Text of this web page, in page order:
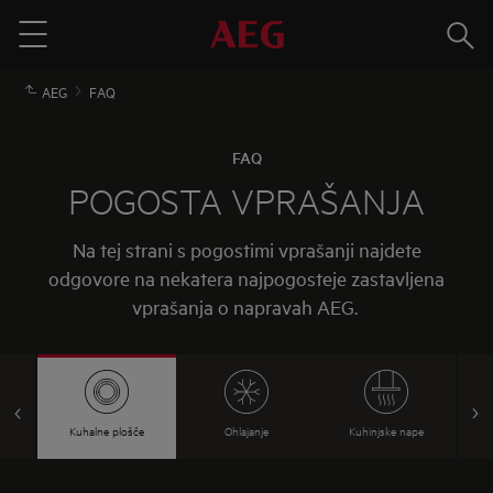
Menu
Išči
AEG FAQ
FAQ
POGOSTA VPRAŠANJA
Na tej strani s pogostimi vprašanji najdete
odgovore na nekatera najpogosteje zastavljena
vprašanja o napravah AEG.
Kuhalne plošče Ohlajanje Kuhinjske nape